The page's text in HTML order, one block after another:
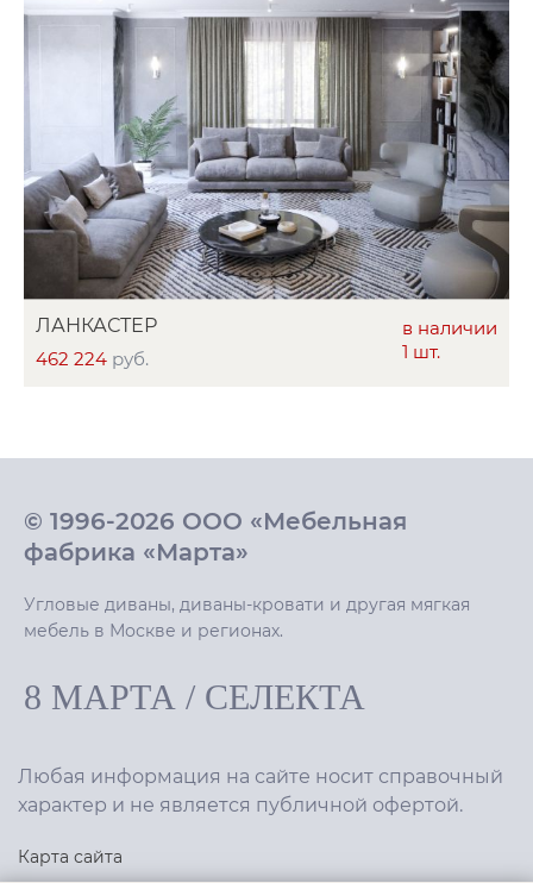
в наличии
1 шт.
ЛАНКАСТЕР
462 224 руб.
© 1996-2026 ООО «Мебельная
фабрика «Марта»
Угловые диваны, диваны-кровати и другая мягкая
мебель в Москве и регионах.
8 МАРТА / СЕЛЕКТА
Любая информация на сайте носит справочный
характер и не является публичной офертой.
Карта сайта